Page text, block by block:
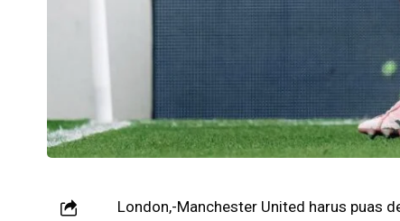
London,-Manchester United harus puas